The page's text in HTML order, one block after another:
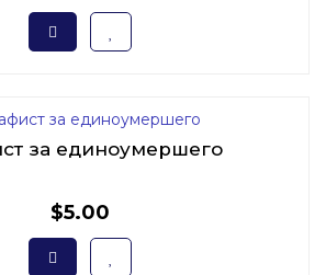
за единоумершего
$5.00